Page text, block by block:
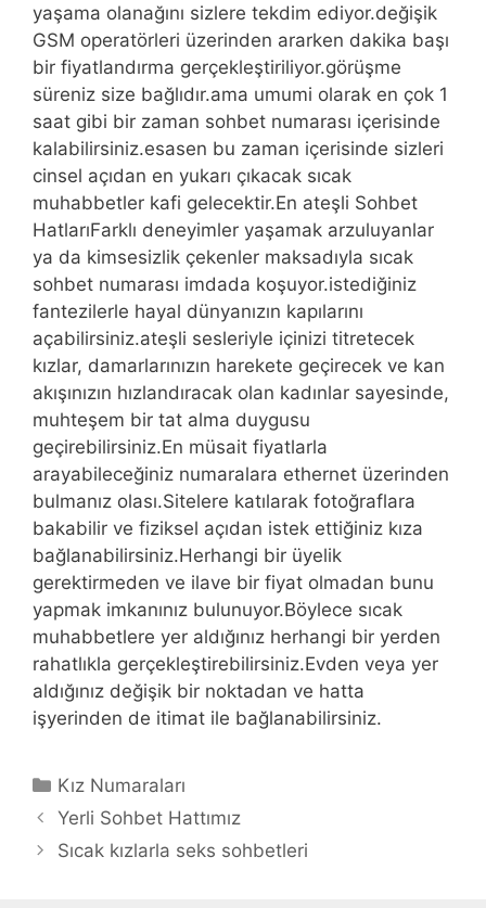
yaşama olanağını sizlere tekdim ediyor.değişik
GSM operatörleri üzerinden ararken dakika başı
bir fiyatlandırma gerçekleştiriliyor.görüşme
süreniz size bağlıdır.ama umumi olarak en çok 1
saat gibi bir zaman sohbet numarası içerisinde
kalabilirsiniz.esasen bu zaman içerisinde sizleri
cinsel açıdan en yukarı çıkacak sıcak
muhabbetler kafi gelecektir.En ateşli Sohbet
HatlarıFarklı deneyimler yaşamak arzuluyanlar
ya da kimsesizlik çekenler maksadıyla sıcak
sohbet numarası imdada koşuyor.istediğiniz
fantezilerle hayal dünyanızın kapılarını
açabilirsiniz.ateşli sesleriyle içinizi titretecek
kızlar, damarlarınızın harekete geçirecek ve kan
akışınızın hızlandıracak olan kadınlar sayesinde,
muhteşem bir tat alma duygusu
geçirebilirsiniz.En müsait fiyatlarla
arayabileceğiniz numaralara ethernet üzerinden
bulmanız olası.Sitelere katılarak fotoğraflara
bakabilir ve fiziksel açıdan istek ettiğiniz kıza
bağlanabilirsiniz.Herhangi bir üyelik
gerektirmeden ve ilave bir fiyat olmadan bunu
yapmak imkanınız bulunuyor.Böylece sıcak
muhabbetlere yer aldığınız herhangi bir yerden
rahatlıkla gerçekleştirebilirsiniz.Evden veya yer
aldığınız değişik bir noktadan ve hatta
işyerinden de itimat ile bağlanabilirsiniz.
Kategoriler
Kız Numaraları
Yerli Sohbet Hattımız
Sıcak kızlarla seks sohbetleri